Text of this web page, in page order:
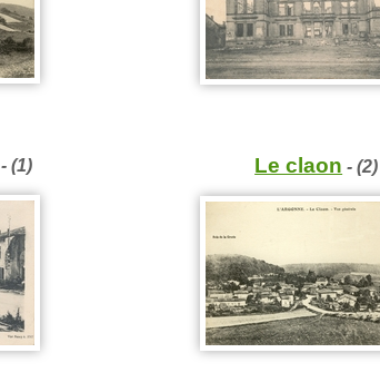
- (1) Le claon - (2)